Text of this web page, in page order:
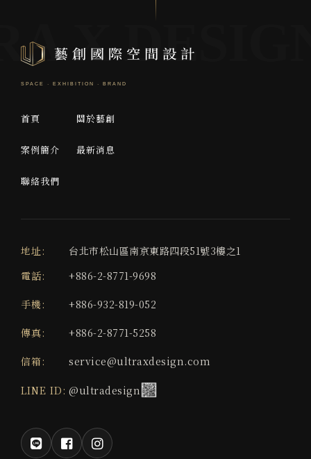
首頁 關於藝創
案例簡介 最新消息
聯絡我們
地址:
台北市松山區南京東路四段51號3樓之1
電話:
+886-2-8771-9698
手機: +886-932-819-052
傳真: +886-2-8771-5258
信箱: service@ultraxdesign.com
LINE ID: @ultradesign